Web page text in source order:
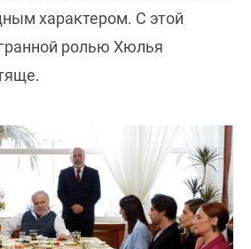
характером. С этой
ролью Хюлья